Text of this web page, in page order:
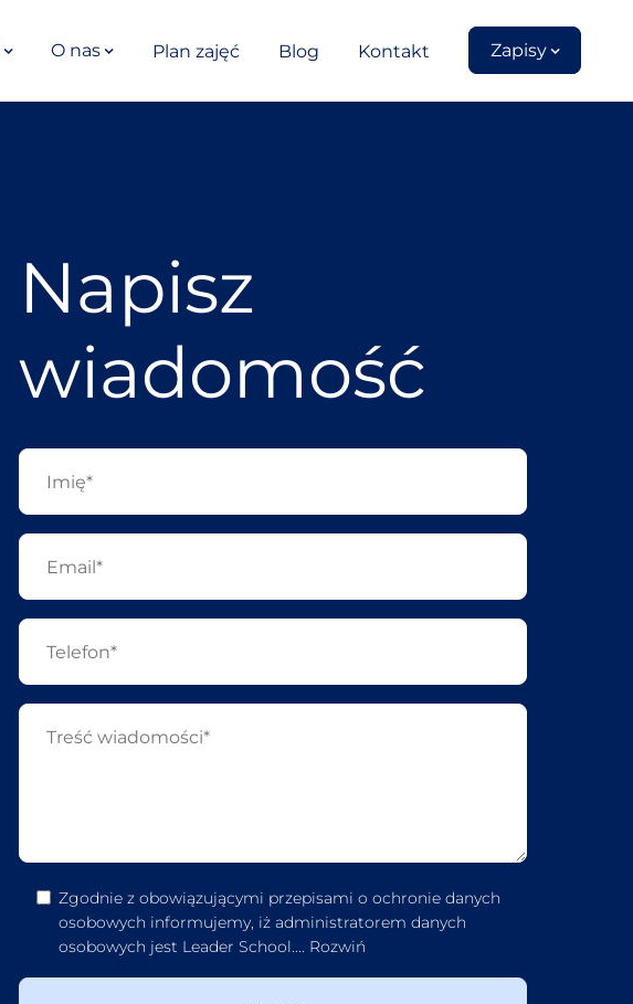
O nas Plan zajęć Blog Kontakt Zapisy
Napisz
wiadomość
Zgodnie z obowiązującymi przepisami o ochronie danych
osobowych informujemy, iż administratorem danych
osobowych jest Leader School.... Rozwiń